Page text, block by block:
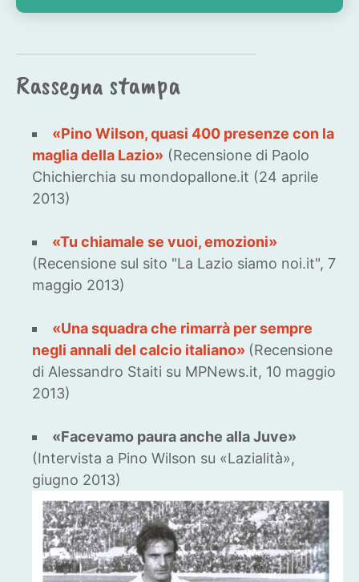
Rassegna stampa
«Pino Wilson, quasi 400 presenze con la
maglia della Lazio» (Recensione di Paolo
Chichierchia su mondopallone.it (24 aprile
2013)
«Tu chiamale se vuoi, emozioni»
(Recensione sul sito "La Lazio siamo noi.it", 7
maggio 2013)
«Una squadra che rimarrà per sempre
negli annali del calcio italiano» (Recensione
di Alessandro Staiti su MPNews.it, 10 maggio
2013)
«Facevamo paura anche alla Juve»
(Intervista a Pino Wilson su «Lazialità»,
giugno 2013)